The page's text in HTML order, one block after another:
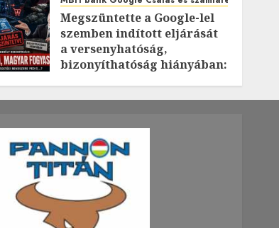
Megszüntette a Google-lel
szemben indított eljárását
a versenyhatóság,
bizonyíthatóság hiányában:
2026.JÚLIUS.23. CSÜTÖRTÖK.
0